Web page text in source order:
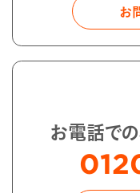
お
お電話で